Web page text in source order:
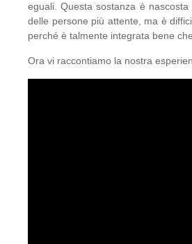
eguali. Questa sostanza è
delle persone più attente, ma è
perché è talmente integrata bene
Ora vi raccontiamo la nostra